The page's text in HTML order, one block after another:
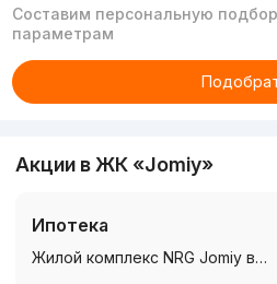
Составим персональную
параметрам
Акции в ЖК «Jomiy»
Ипотека
Жилой комплекс NRG Jomiy в…